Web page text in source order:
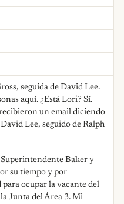
seguida de David Lee.
aquí. ¿Está Lori? Sí.
un email diciendo
Lee, seguido de Ralph
Baker y
su tiempo y por
ocupar la vacante del
Junta del Área 3. Mi